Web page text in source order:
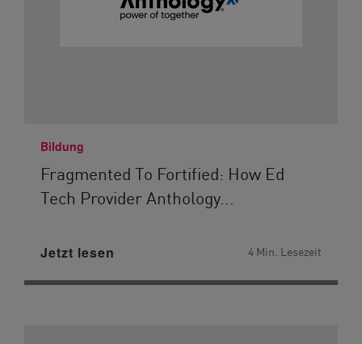
Bildung
Fragmented To Fortified: How Ed
Tech Provider Anthology...
Jetzt lesen 4 Min. Lesezeit